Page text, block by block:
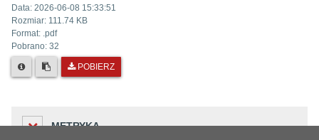
Data: 2026-06-08 15:33:51
Rozmiar: 111.74 KB
Format: .pdf
Pobrano: 32
POBIERZ
METRYKA